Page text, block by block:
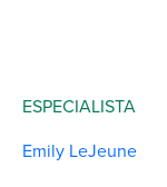
ESPECIALISTA
Emily LeJeune